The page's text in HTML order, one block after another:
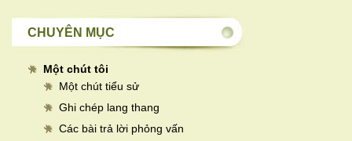
CHUYÊN MỤC
Một chút tôi
Một chút tiểu sử
Ghi chép lang thang
Các bài trả lời phỏng vấn